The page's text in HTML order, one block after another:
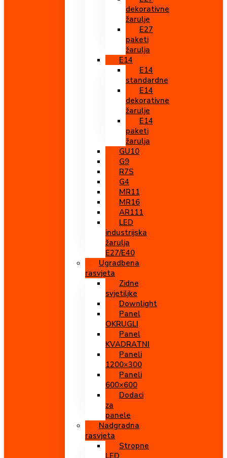
dekorativne
žarulje
E27
paketi
žarulja
E14
E14
standardne
E14
dekorativne
žarulje
E14
paketi
žarulja
GU10
G9
R7S
G4
MR11
MR16
AR111
LED
industrijska
žarulja
E27/E40
Ugradbena
rasvjeta
Zidne
svjetiljke
Downlight
Panel
OKRUGLI
Panel
KVADRATNI
Paneli
1200×300
Paneli
600×600
Dodaci
za
panele
Nadgradna
rasvjeta
Stropne